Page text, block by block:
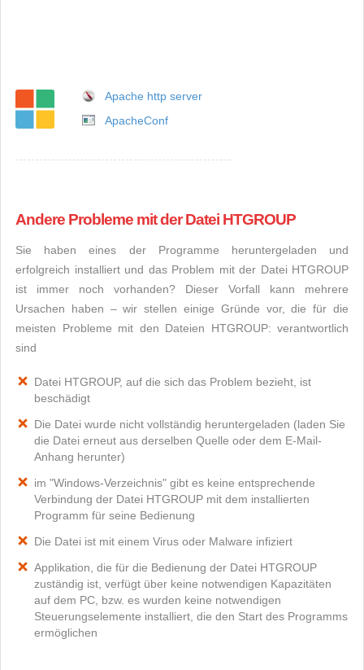
Apache http server
ApacheConf
Andere Probleme mit der Datei HTGROUP
Sie haben eines der Programme heruntergeladen und
erfolgreich installiert und das Problem mit der Datei HTGROUP
ist immer noch vorhanden? Dieser Vorfall kann mehrere
Ursachen haben – wir stellen einige Gründe vor, die für die
meisten Probleme mit den Dateien HTGROUP: verantwortlich
sind
Datei HTGROUP, auf die sich das Problem bezieht, ist
beschädigt
Die Datei wurde nicht vollständig heruntergeladen (laden Sie
die Datei erneut aus derselben Quelle oder dem E-Mail-
Anhang herunter)
im "Windows-Verzeichnis" gibt es keine entsprechende
Verbindung der Datei HTGROUP mit dem installierten
Programm für seine Bedienung
Die Datei ist mit einem Virus oder Malware infiziert
Applikation, die für die Bedienung der Datei HTGROUP
zuständig ist, verfügt über keine notwendigen Kapazitäten
auf dem PC, bzw. es wurden keine notwendigen
Steuerungselemente installiert, die den Start des Programms
ermöglichen